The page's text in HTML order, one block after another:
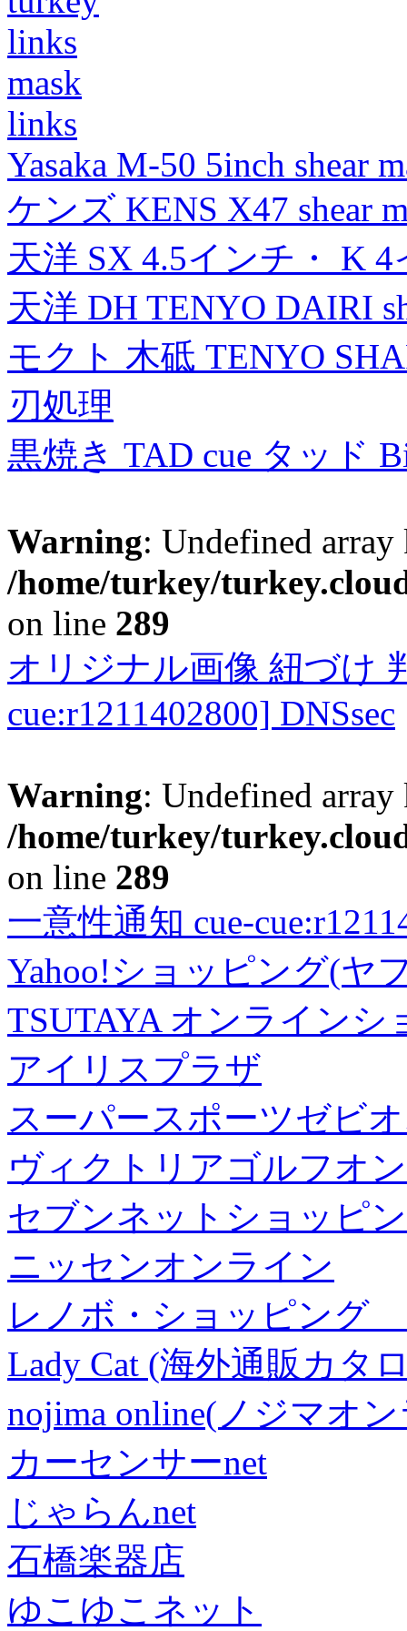
links
mask
links
Yasaka M-50 5inch shear
ケンズ KENS X47 shear
天洋 SX 4.5インチ・ K
天洋 DH TENYO DAIRI
モクト 木砥 TENYO
刃処理
黒焼き TAD cue タッド
Warning: Undefined
/home/turkey/
on line 289
オリジナル画像 紐づけ
cue:r1211402800] DNSsec
Warning: Undefined
/home/turkey/
on line 289
一意性通知 cue-
Yahoo!ショッピング(ヤ
TSUTAYA オンラインシ
アイリスプラザ
スーパースポーツゼビ
ヴィクトリアゴルフオ
セブンネットショッピ
ニッセンオンライン
レノボ・ショッピング
Lady Cat (海外通販カタ
nojima online(ノジマオ
カーセンサーnet
じゃらんnet
石橋楽器店
ゆこゆこネット